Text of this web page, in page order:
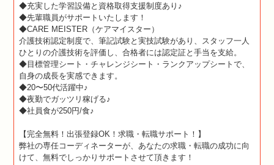
◆充実した学習設備と資格取得支援制度あり♪
◆先輩職員がサポートいたします！
◆CARE MEISTER（ケアマイスター）
介護技術認定制度で、筆記試験と実技試験があり、スタッフ一人
ひとりの介護技術を評価し、合格者には認定証と手当を支給。
◆目標管理シート・チャレンジシート・ランクアップシートで、
自身の成長を実感できます。
◆20〜50代活躍中♪
◆夜勤でガッツリ稼げる♪
◆社員食が250円/食♪
【完全無料！出張登録OK！求職・転職サポート！】
弊社の専任コーディネーターが、あなたの求職・転職の成功に向
けて、無料でしっかりサポートさせて頂きます！